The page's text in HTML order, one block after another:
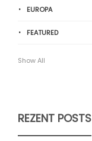
EUROPA
FEATURED
Show All
REZENT POSTS